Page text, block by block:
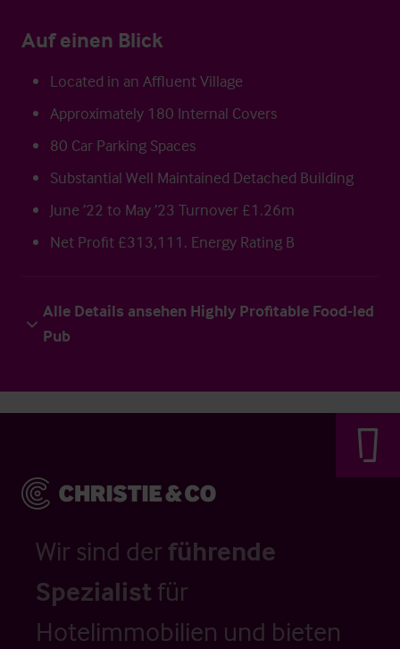
Auf einen Blick
Located in an Affluent Village
Approximately 180 Internal Covers
80 Car Parking Spaces
Substantial Well Maintained Detached Building
June ’22 to May ’23 Turnover £1.26m
Net Profit £313,111. Energy Rating B
Alle Details ansehen Highly Profitable Food-led
Pub
Wir sind der führende
Spezialistfür
Hotelimmobilien und bieten